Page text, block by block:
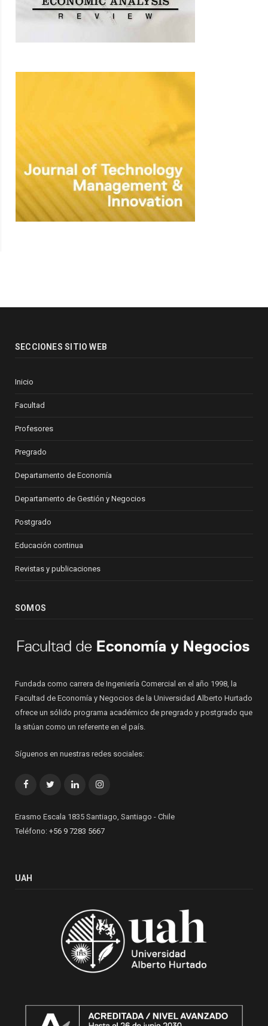
SECCIONES SITIO WEB
Inicio
Facultad
Profesores
Pregrado
Departamento de Economía
Departamento de Gestión y Negocios
Postgrado
Educación continua
Revistas y publicaciones
SOMOS
Fundada como carrera de Ingeniería Comercial en el año 1998, la
Facultad de Economía y Negocios de la Universidad Alberto Hurtado
ofrece un sólido programa académico de pregrado y postgrado que
la sitúan como un referente en el país.
Síguenos en nuestras redes sociales:
FacebookTwitterLinkedInInstagram
Erasmo Escala 1835 Santiago, Santiago - Chile
Teléfono: +56 9 7283 5667
UAH